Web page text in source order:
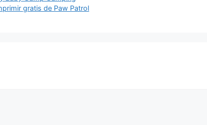
gratis de Paw Patrol